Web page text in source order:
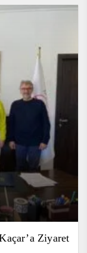
Ziyaret